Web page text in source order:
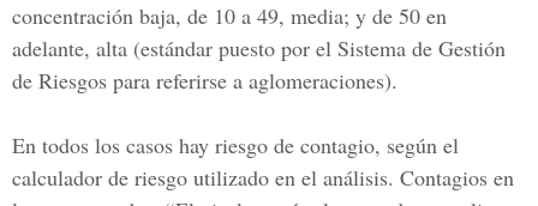
concentración baja, de 10 a 49, media; y de 50 en
adelante, alta (estándar puesto por el Sistema de Gestión
de Riesgos para referirse a aglomeraciones).
En todos los casos hay riesgo de contagio, según el
calculador de riesgo utilizado en el análisis. Contagios en